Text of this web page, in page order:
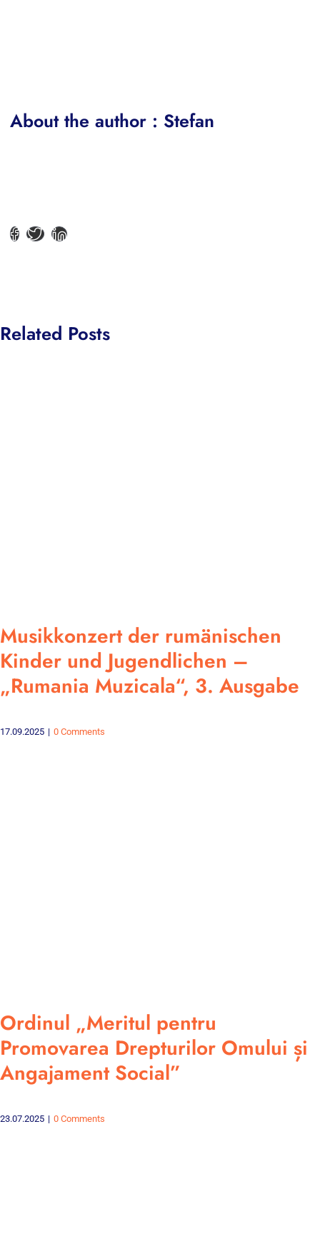
About the author : Stefan
Related Posts
Musikkonzert der rumänischen
Kinder und Jugendlichen –
„Rumania Muzicala“, 3. Ausgabe
17.09.2025 | 0 Comments
Ordinul „Meritul pentru
Promovarea Drepturilor Omului și
Angajament Social”
23.07.2025 | 0 Comments